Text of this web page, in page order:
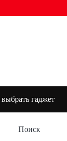
гаджет
Поиск